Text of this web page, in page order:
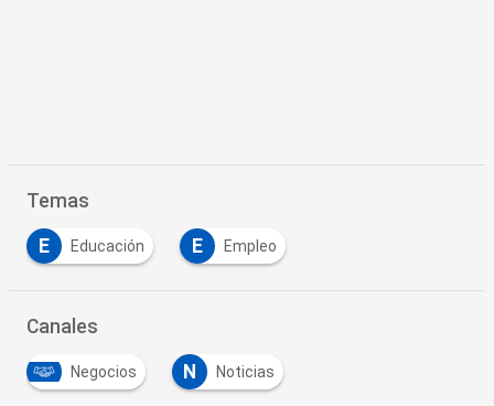
Temas
E Educación E Empleo
Canales
Negocios N Noticias